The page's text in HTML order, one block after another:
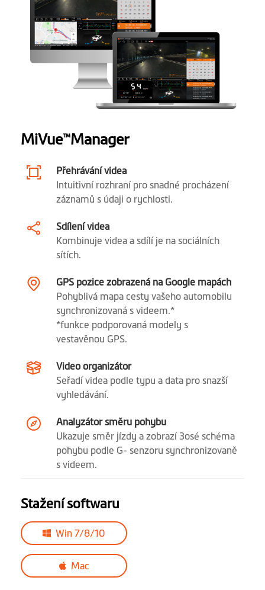
Reproduktor 1
Software
GPS polohování
Vyvážení bílé (EV)
videa)
zapnutí
Snímač otřesů
Bezplatná
databáze
rychlostních radarů
překročení
Desktop aplikace
MiVue™Manager
Přehrávání videa
Intuitivní rozhraní pro snadné procházení
záznamů s údaji o rychlosti.
Sdílení videa
Kombinuje videa a sdílí je na sociálních
sítích.
GPS pozice zobrazená na Google mapách
Pohyblivá mapa cesty vašeho automobilu
synchronizovaná s videem.*
*funkce podporovaná modely s
vestavěnou GPS.
Video organizátor
Seřadí videa podle typu a data pro snazší
vyhledávání.
Analyzátor směru pohybu
Ukazuje směr jízdy a zobrazí 3osé schéma
pohybu podle G- senzoru synchronizovaně
s videem.
Stažení softwaru
Win 7/8/10
Mac